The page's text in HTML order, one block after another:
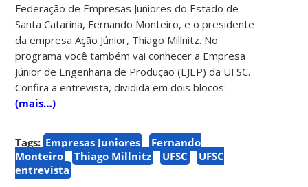
Federação de Empresas Juniores do Estado de
Santa Catarina, Fernando Monteiro, e o presidente
da empresa Ação Júnior, Thiago Millnitz. No
programa você também vai conhecer a Empresa
Júnior de Engenharia de Produção (EJEP) da UFSC.
Confira a entrevista, dividida em dois blocos:
(mais…)
Tags: Empresas Juniores
Fernando
Monteiro
Thiago Millnitz UFSC
UFSC
entrevista